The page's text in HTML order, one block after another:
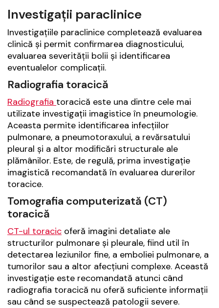
Investigații paraclinice
Investigațiile paraclinice completează evaluarea
clinică și permit confirmarea diagnosticului,
evaluarea severității bolii și identificarea
eventualelor complicații.
Radiografia toracică
Radiografia toracică este una dintre cele mai
utilizate investigații imagistice în pneumologie.
Aceasta permite identificarea infecțiilor
pulmonare, a pneumotoraxului, a revărsatului
pleural și a altor modificări structurale ale
plămânilor. Este, de regulă, prima investigație
imagistică recomandată în evaluarea durerilor
toracice.
Tomografia computerizată (CT)
toracică
CT-ul toracic oferă imagini detaliate ale
structurilor pulmonare și pleurale, fiind util în
detectarea leziunilor fine, a emboliei pulmonare, a
tumorilor sau a altor afecțiuni complexe. Această
investigație este recomandată atunci când
radiografia toracică nu oferă suficiente informații
sau când se suspectează patologii severe.